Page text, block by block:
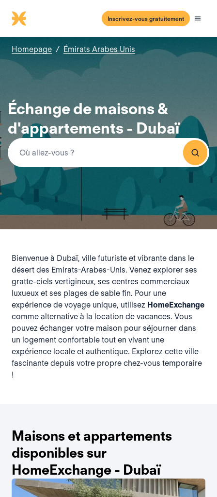
Inscrivez-vous gratuitement
Homepage / Émirats Arabes Unis
Échange de maisons &
d'appartements - Dubaï
Bienvenue à Dubaï, ville futuriste et vibrante dans le
désert des Emirats-Arabes-Unis. Venez explorer ses
gratte-ciels vertigineux, ses centres commerciaux
luxueux et ses plages de sable fin. Pour une
expérience de voyage unique, utilisez HomeExchange
comme alternative à la location de vacances. Vous
pouvez échanger votre maison pour séjourner dans
un logement confortable tout en vivant une
expérience locale et authentique. Explorez cette ville
fascinante depuis votre propre chez-vous temporaire
!
Maisons et appartements
disponibles sur
HomeExchange - Dubaï